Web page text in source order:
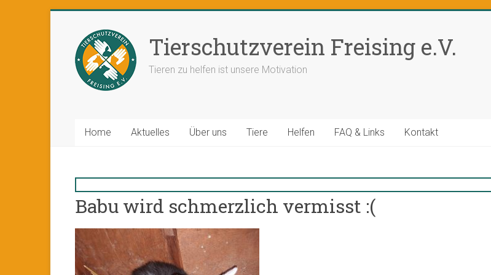
Tierschutzverein Freising e.V.
Tieren zu helfen ist unsere Motivation
Home Aktuelles Über uns Tiere Helfen FAQ & Links Kontakt
Babu wird schmerzlich vermisst :(